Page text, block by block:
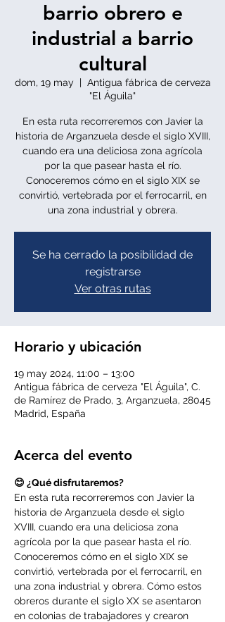
barrio obrero e
industrial a barrio
cultural
dom, 19 may
  |
Antigua fábrica de cerveza
"El Águila"
En esta ruta recorreremos con Javier la
historia de Arganzuela desde el siglo XVIII,
cuando era una deliciosa zona agrícola
por la que pasear hasta el río.
Conoceremos cómo en el siglo XIX se
convirtió, vertebrada por el ferrocarril, en
una zona industrial y obrera.
Se ha cerrado la posibilidad de
registrarse
Ver otras rutas
Horario y ubicación
19 may 2024, 11:00 – 13:00
Antigua fábrica de cerveza "El Águila", C.
de Ramírez de Prado, 3, Arganzuela, 28045
Madrid, España
Acerca del evento
😊 ¿Qué disfrutaremos?
En esta ruta recorreremos con Javier la
historia de Arganzuela desde el siglo
XVIII, cuando era una deliciosa zona
agrícola por la que pasear hasta el río.
Conoceremos cómo en el siglo XIX se
convirtió, vertebrada por el ferrocarril, en
una zona industrial y obrera. Cómo estos
obreros durante el siglo XX se asentaron
en colonias de trabajadores y crearon